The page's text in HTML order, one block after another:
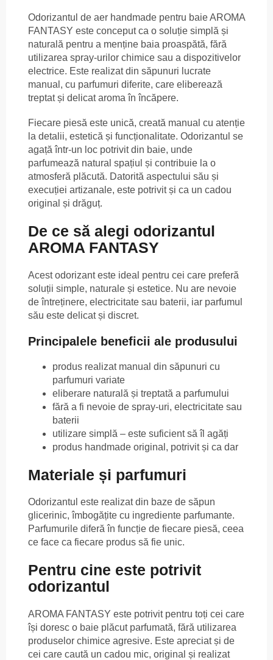
Odorizantul de aer handmade pentru baie AROMA
FANTASY este conceput ca o soluție simplă și
naturală pentru a menține baia proaspătă, fără
utilizarea spray-urilor chimice sau a dispozitivelor
electrice. Este realizat din săpunuri lucrate
manual, cu parfumuri diferite, care eliberează
treptat și delicat aroma în încăpere.
Fiecare piesă este unică, creată manual cu atenție
la detalii, estetică și funcționalitate. Odorizantul se
agață într-un loc potrivit din baie, unde
parfumează natural spațiul și contribuie la o
atmosferă plăcută. Datorită aspectului său și
execuției artizanale, este potrivit și ca un cadou
original și drăguț.
De ce să alegi odorizantul
AROMA FANTASY
Acest odorizant este ideal pentru cei care preferă
soluții simple, naturale și estetice. Nu are nevoie
de întreținere, electricitate sau baterii, iar parfumul
său este delicat și discret.
Principalele beneficii ale produsului
produs realizat manual din săpunuri cu
parfumuri variate
eliberare naturală și treptată a parfumului
fără a fi nevoie de spray-uri, electricitate sau
baterii
utilizare simplă – este suficient să îl agăți
produs handmade original, potrivit și ca dar
Materiale și parfumuri
Odorizantul este realizat din baze de săpun
glicerinic, îmbogățite cu ingrediente parfumante.
Parfumurile diferă în funcție de fiecare piesă, ceea
ce face ca fiecare produs să fie unic.
Pentru cine este potrivit
odorizantul
AROMA FANTASY este potrivit pentru toți cei care
își doresc o baie plăcut parfumată, fără utilizarea
produselor chimice agresive. Este apreciat și de
cei care caută un cadou mic, original și realizat